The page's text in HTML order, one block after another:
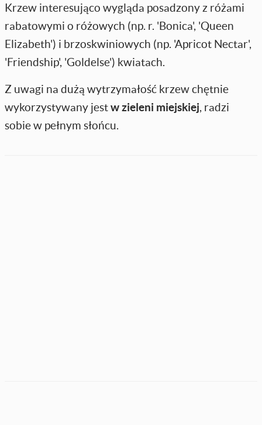
Krzew interesująco wygląda posadzony z różami
rabatowymi o różowych (np. r. 'Bonica', 'Queen
Elizabeth') i brzoskwiniowych (np. 'Apricot Nectar',
'Friendship', 'Goldelse') kwiatach.
Z uwagi na dużą wytrzymałość krzew chętnie
wykorzystywany jestw zieleni miejskiej, radzi
sobie w pełnym słońcu.